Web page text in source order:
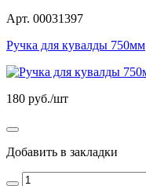
Арт. 00031397
Ручка для кувалды 750мм
180 руб./шт
Добавить в закладки